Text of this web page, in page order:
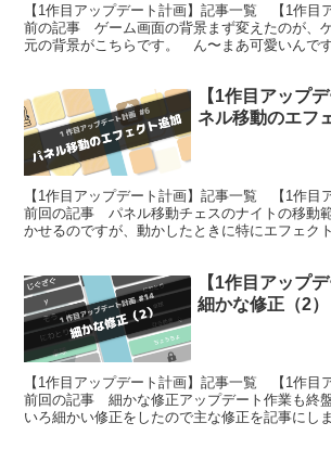
【1作目アップデート計画】記事一覧 【1作目
前の記事 ゲーム画面の背景まず変えたのが、
元の背景がこちらです。 ん〜まあ可愛いんで
【1作目アップ
ネル移動のエフ
【1作目アップデート計画】記事一覧 【1作目
前回の記事 パネル移動チェスのナイトの移動
かせるのですが、動かしたときに特にエフェク
【1作目アップ
細かな修正（2）
【1作目アップデート計画】記事一覧 【1作目
前回の記事 細かな修正アップデート作業も終
いろ細かい修正をしたので主な修正を記事に